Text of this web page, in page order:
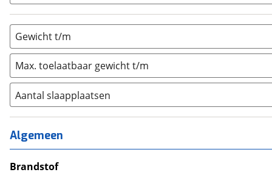
Gewicht t/m
Max. toelaatbaar gewicht t/m
Aantal slaapplaatsen
1 (0)
2 (0)
3 (0)
4 (0)
Algemeen
Brandstof